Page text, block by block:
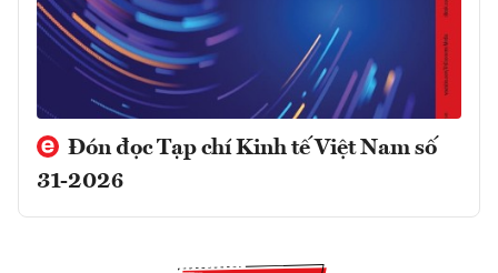
Đón đọc Tạp chí Kinh tế Việt Nam số
31-2026